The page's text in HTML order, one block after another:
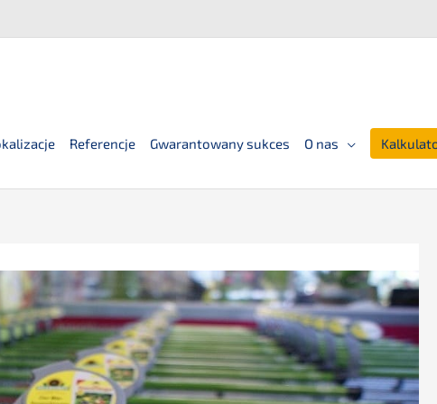
Referencje Gwarantowany sukces O nas